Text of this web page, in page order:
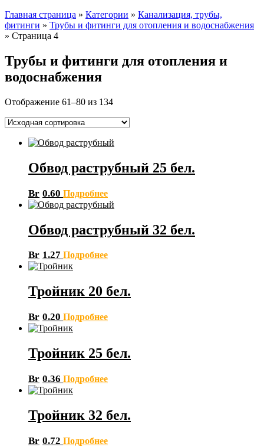
Главная страница » Категории » Канализация, трубы,
фитинги » Трубы и фитинги для отопления и водоснабжения
» Страница 4
Трубы и фитинги для отопления и
водоснабжения
Отображение 61–80 из 134
Обвод раструбный 25 бел.
Br 0.60 Подробнее
Обвод раструбный 32 бел.
Br 1.27 Подробнее
Тройник 20 бел.
Br 0.20 Подробнее
Тройник 25 бел.
Br 0.36 Подробнее
Тройник 32 бел.
Br 0.72 Подробнее